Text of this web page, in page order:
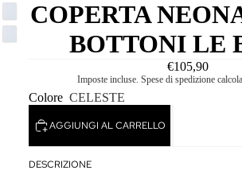
COPERTA
BOTTONI LE
€105,90
Imposte incluse. Spese di spedizione
Colore CELESTE
AGGIUNGI AL CARRELLO
DESCRIZIONE